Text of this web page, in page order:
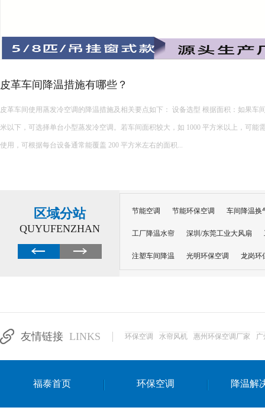
高温车间空调选型攻略！
夏季厂房降温设备种类繁多，负压风机、水帘、传统中央空调、工业节能空调等
型时盲目跟风，导致降温效果不佳、能耗超标、设备适配性差等问题。想要选到合
面积、结构、生产工况、降温需求与预算综合考量，精准匹配最优方案。 &...
区域分站
QUYUFENZHAN
节能空调 节能环保空调 车间降温换
工厂降温水帘 深圳/东莞工业大风扇
注塑车间降温 光明环保空调 龙岗环
达州工业省电安装
友情链接 LINKS 环保空调 水帘风机 惠州环保空调厂家 广
福泰首页 环保空调 降温解